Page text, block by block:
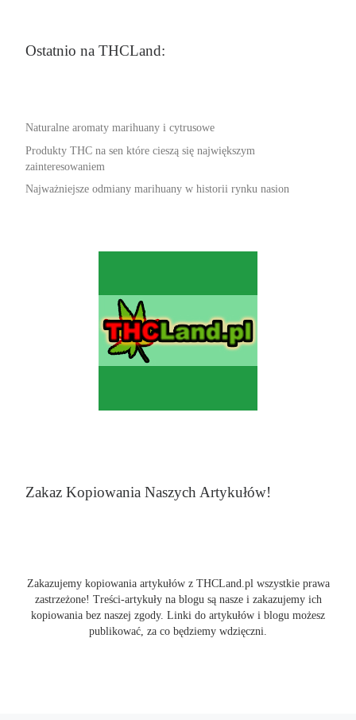
Ostatnio na THCLand:
Naturalne aromaty marihuany i cytrusowe
Produkty THC na sen które cieszą się największym
zainteresowaniem
Najważniejsze odmiany marihuany w historii rynku nasion
Zakaz Kopiowania Naszych Artykułów!
Zakazujemy kopiowania artykułów z THCLand.pl wszystkie prawa
zastrzeżone! Treści-artykuły na blogu są nasze i zakazujemy ich
kopiowania bez naszej zgody. Linki do artykułów i blogu możesz
publikować, za co będziemy wdzięczni.